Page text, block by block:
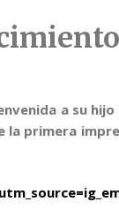
a su hijo
la primera